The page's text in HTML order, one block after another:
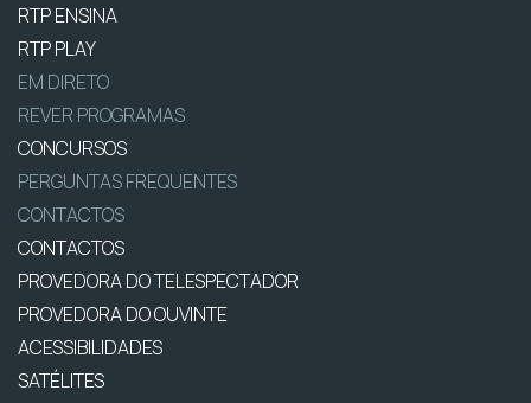
RTP ENSINA
RTP PLAY
EM DIRETO
REVER PROGRAMAS
CONCURSOS
PERGUNTAS FREQUENTES
CONTACTOS
CONTACTOS
PROVEDORA DO TELESPECTADOR
PROVEDORA DO OUVINTE
ACESSIBILIDADES
SATÉLITES